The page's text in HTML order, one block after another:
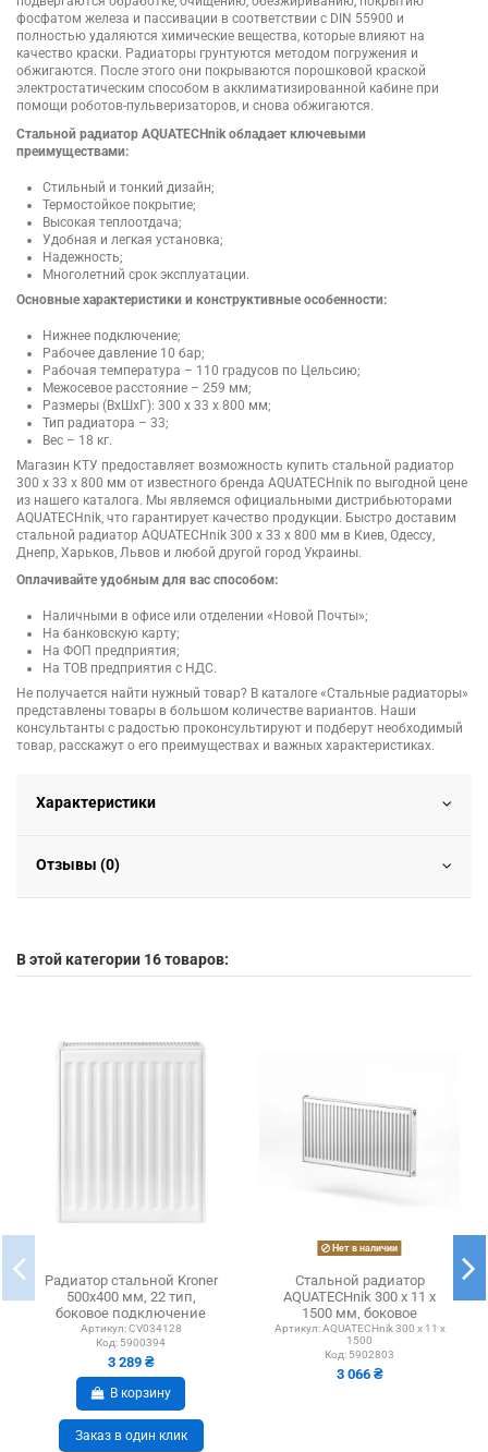
фосфатом железа и пассивации в соответствии с DIN 55900 и
полностью удаляются химические вещества, которые влияют на
качество краски. Радиаторы грунтуются методом погружения и
обжигаются. После этого они покрываются порошковой краской
электростатическим способом в акклиматизированной кабине при
помощи роботов-пульверизаторов, и снова обжигаются.
Стальной радиатор AQUATECHnik обладает ключевыми
преимуществами:
Стильный и тонкий дизайн;
Термостойкое покрытие;
Высокая теплоотдача;
Удобная и легкая установка;
Надежность;
Многолетний срок эксплуатации.
Основные характеристики и конструктивные особенности:
Нижнее подключение;
Рабочее давление 10 бар;
Рабочая температура – 110 градусов по Цельсию;
Межосевое расстояние – 259 мм;
Размеры (ВхШхГ): 300 x 33 x 800 мм;
Тип радиатора – 33;
Вес – 18 кг.
Магазин КТУ предоставляет возможность купить стальной радиатор
300 x 33 x 800 мм от известного бренда AQUATECHnik по выгодной цене
из нашего каталога. Мы являемся официальными дистрибьюторами
AQUATECHnik, что гарантирует качество продукции. Быстро доставим
стальной радиатор AQUATECHnik 300 x 33 x 800 мм в Киев, Одессу,
Днепр, Харьков, Львов и любой другой город Украины.
Оплачивайте удобным для вас способом:
Наличными в офисе или отделении «Новой Почты»;
На банковскую карту;
На ФОП предприятия;
На ТОВ предприятия с НДС.
Не получается найти нужный товар? В каталоге «Стальные радиаторы»
представлены товары в большом количестве вариантов. Наши
консультанты с радостью проконсультируют и подберут необходимый
товар, расскажут о его преимуществах и важных характеристиках.
Характеристики
Отзывы (0)
В этой категории 16 товаров:
Радиатор стальной Kroner
500х400 мм, 22 тип,
боковое подключение
Артикул: CV034128
Код: 5900394
3 289 ₴
В корзину
Заказ в один клик
Нет в наличии
Стальной радиатор
AQUATECHnik 300 х 11 x
1500 мм, боковое
подключение
Артикул: AQUATECHnik 300 х 11 x
1500
Код: 5902803
3 066 ₴